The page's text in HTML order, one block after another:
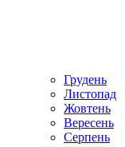
Грудень
Листопад
Жовтень
Вересень
Серпень